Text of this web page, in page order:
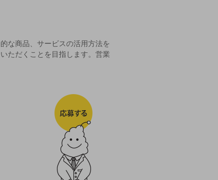
な商品、サービスの活用方法を
ただくことを目指します。営業